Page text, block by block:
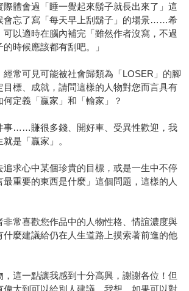
體會過「睡一覺起來鬍子就長出來了」這
會忘了寫「每天早上刮鬍子」的場景……希
以適時在腦內補完「雖然作者沒寫，不過
時候應該都有刮吧。」
經常可見可能被社會歸類為「LOSER」的腳
目標、成就，請問這樣的人物對您而言具有
定義「贏家」和「輸家」？
事……賺很多錢、開好車、受異性歡迎，我
是「贏家」。
追求心中某個珍貴的目標，或是一生中不停
重要的東西是什麼」這個問題，這樣的人
非常喜歡您作品中的人物性格、情誼濃度與
什麼建議給仍在人生道路上摸索著前進的他
這一點讓我感到十分高興，謝謝各位！但
偉大到可以給別人建議。我想，如果可以對